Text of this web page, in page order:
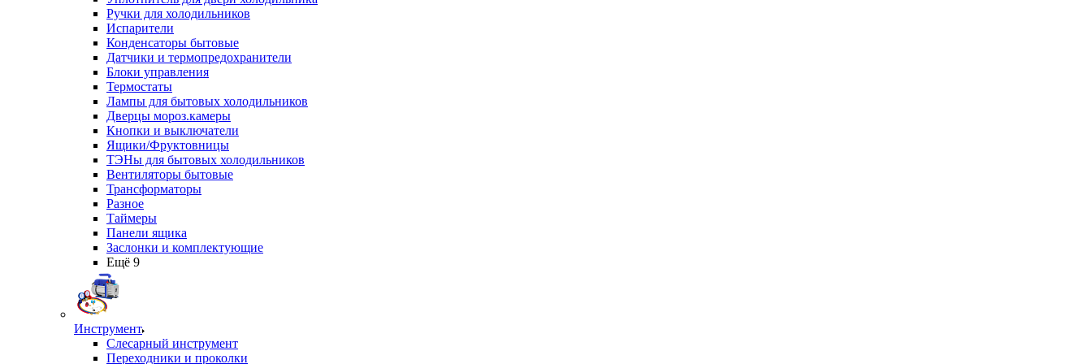
Ручки для холодильников
Испарители
Конденсаторы бытовые
Датчики и термопредохранители
Блоки управления
Термостаты
Лампы для бытовых холодильников
Дверцы мороз.камеры
Кнопки и выключатели
Ящики/Фруктовницы
ТЭНы для бытовых холодильников
Вентиляторы бытовые
Трансформаторы
Разное
Таймеры
Панели ящика
Заслонки и комплектующие
Ещё 9
Инструмент
Слесарный инструмент
Переходники и проколки